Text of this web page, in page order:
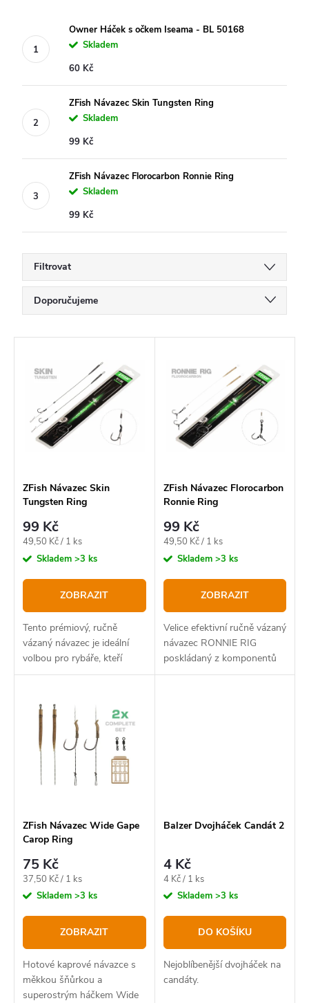
Owner Háček s očkem Iseama - BL 50168
Skladem
60 Kč
ZFish Návazec Skin Tungsten Ring
Skladem
99 Kč
ZFish Návazec Florocarbon Ronnie Ring
Skladem
99 Kč
Filtrovat
a
z
p
o
d
u
k
t
ů
Doporučujeme
Nejprodávanější
Abecedně
r
o
d
u
k
t
ů
ZFish Návazec Skin
Tungsten Ring
99 Kč
Měrná
cena:
49,50 Kč / 1 ks
Skladem >3 ks
ZOBRAZIT
Tento prémiový, ručně
vázaný návazec je ideální
volbou pro rybáře, kteří
hledají kvalitu, spolehlivost a
kaprů.
ZFish Návazec Florocarbon
Ronnie Ring
99 Kč
Měrná
cena:
49,50 Kč / 1 ks
Skladem >3 ks
ZOBRAZIT
Velice efektivní ručně vázaný
návazec RONNIE RIG
poskládaný z komponentů
prvotřídní kvality.
ZFish Návazec Wide Gape
Carop Ring
75 Kč
Měrná
cena:
37,50 Kč / 1 ks
Skladem >3 ks
ZOBRAZIT
Hotové kaprové návazce s
měkkou šňůrkou a
superostrým háčkem Wide
Balzer Dvojháček Candát 2
4 Kč
Měrná
cena:
4 Kč / 1 ks
Skladem >3 ks
DO KOŠÍKU
Nejoblíbenější dvojháček na
candáty.